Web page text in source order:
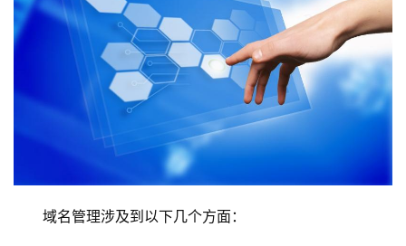
域名管理涉及到以下几个方面：